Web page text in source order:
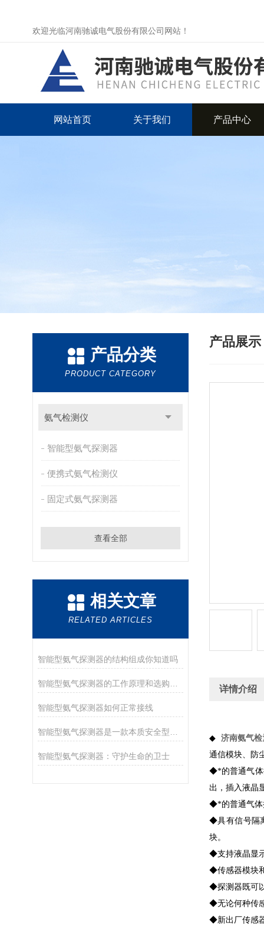
欢迎光临河南驰诚电气股份有限公司网站！
网站首页 关于我们 产品中心
产品分类
PRODUCT CATEGORY
氨气检测仪
智能型氨气探测器
便携式氨气检测仪
固定式氨气探测器
查看全部
相关文章
RELATED ARTICLES
智能型氨气探测器的结构组成你知道吗
智能型氨气探测器如何正常接线
智能型氨气探测器：守护生命的卫士
产品展示
详情介绍
◆ 济南氨气
通信模块、防
◆*的普通气体
出，插入液晶
◆*的普通气体
◆具有信号隔
块。
◆支持液晶显
◆传感器模块
◆探测器既可
◆无论何种传
◆新出厂传感